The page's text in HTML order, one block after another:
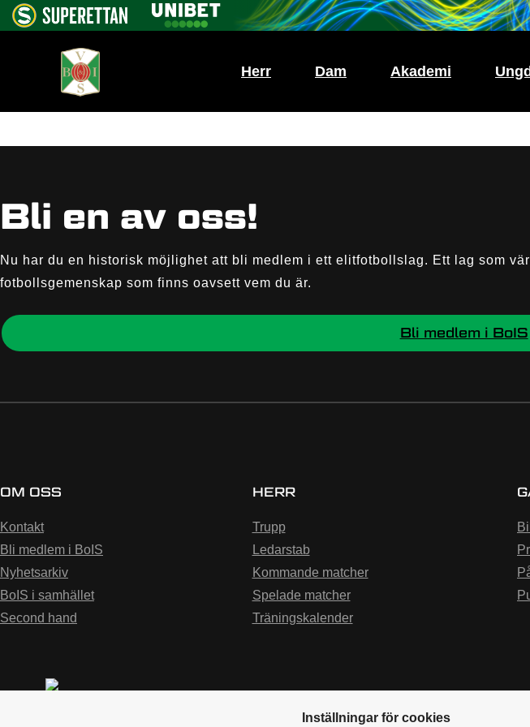
Herr Dam Akademi
Bli en av oss!
Nu har du en historisk möjlighet att bli medlem i ett elitfotbollslag. Ett lag som
fotbollsgemenskap som finns oavsett vem du är.
Bli medlem i BoIS
OM OSS
Kontakt
Bli medlem i BoIS
Nyhetsarkiv
BoIS i samhället
Second hand
HERR
Trupp
Ledarstab
Kommande matcher
Spelade matcher
Träningskalender
Inställningar för cookies